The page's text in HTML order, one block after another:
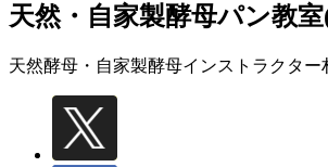
天然・自家製酵母パン教
天然酵母・自家製酵母インストラクター